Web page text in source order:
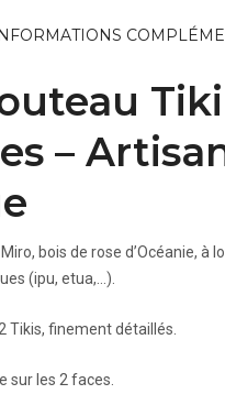
–
bois de rose d’Océanie,
(ipu, etua,…).
Tikis, finement détaillés.
sur les 2 faces.